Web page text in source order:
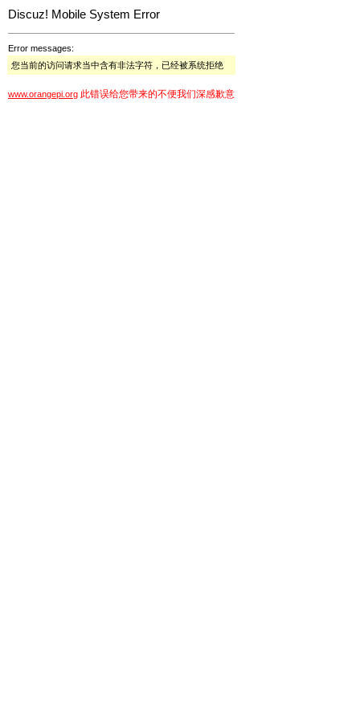
Discuz! Mobile System Error
Error messages:
您当前的访问请求当中含有非法字符，已经被系统拒绝
www.orangepi.org 此错误给您带来的不便我们深感歉意